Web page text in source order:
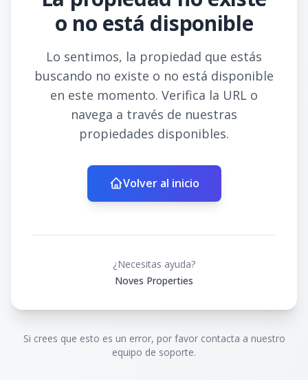
o no está disponible
Lo sentimos, la propiedad que estás
buscando no existe o no está disponible
en este momento. Verifica la URL o
navega a través de nuestras
propiedades disponibles.
Volver al inicio
¿Necesitas ayuda?
Noves Properties
Si crees que esto es un error, por favor contacta a nuestro
equipo de soporte.